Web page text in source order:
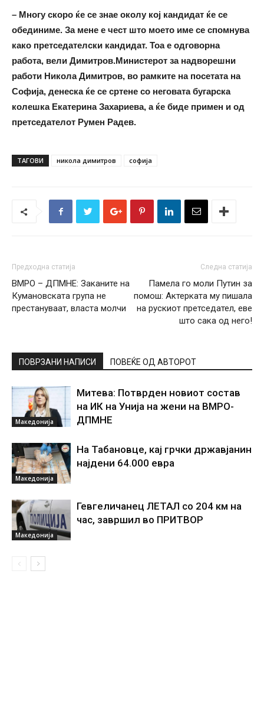
– Многу скоро ќе се знае околу кој кандидат ќе се
обединиме. За мене е чест што моето име се спомнува
како претседателски кандидат. Тоа е одговорна
работа, вели Димитров.Министерот за надворешни
работи Никола Димитров, во рамките на посетата на
Софија, денеска ќе се сртене со неговата бугарска
колешка Екатерина Захариева, а ќе биде примен и од
претседателот Румен Радев.
ТАГОВИ никола димитров софија
Предходна статија
ВМРО – ДПМНЕ: Заканите на
Кумановската група не
престануваат, власта молчи
Следна статија
Памела го моли Путин за
помош: Актерката му пишала
на рускиот претседател, еве
што сака од него!
ПОВРЗАНИ НАПИСИ ПОВЕЌЕ ОД АВТОРОТ
Македонија
Митева: Потврден новиот состав
на ИК на Унија на жени на ВМРО-
ДПМНЕ
Македонија
На Табановце, кај грчки државјанин
најдени 64.000 евра
Македонија
Гевгеличанец ЛЕТАЛ со 204 км на
час, завршил во ПРИТВОР